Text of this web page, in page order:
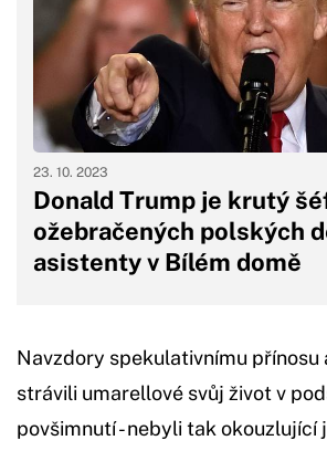
Donald Trump je krutý
ožebračených polských
asistenty v Bílém domě
23. 10. 2023
Navzdory spekulativnímu
strávili umarellové svůj život v
povšimnutí - nebyli tak okouzlující